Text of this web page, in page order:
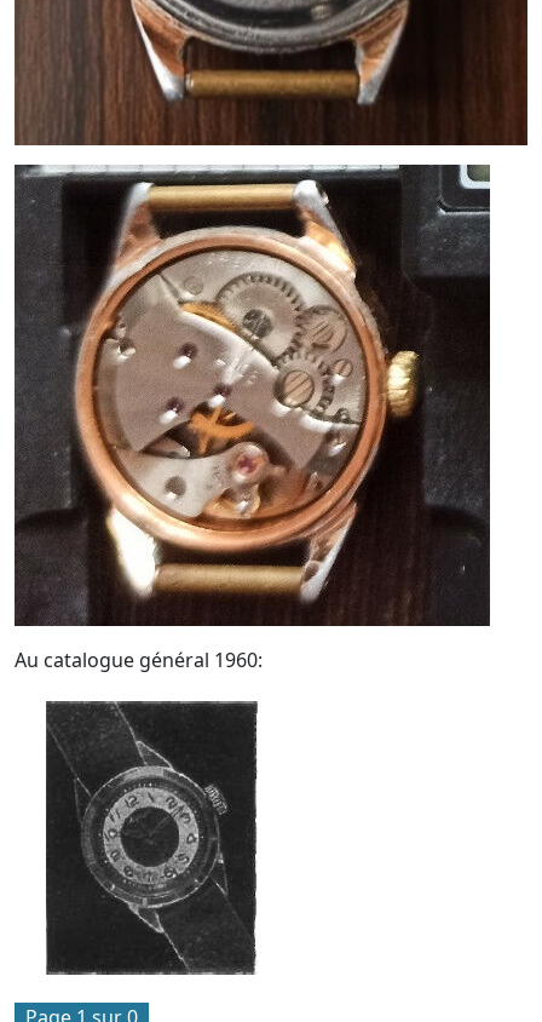
Au catalogue général 1960: